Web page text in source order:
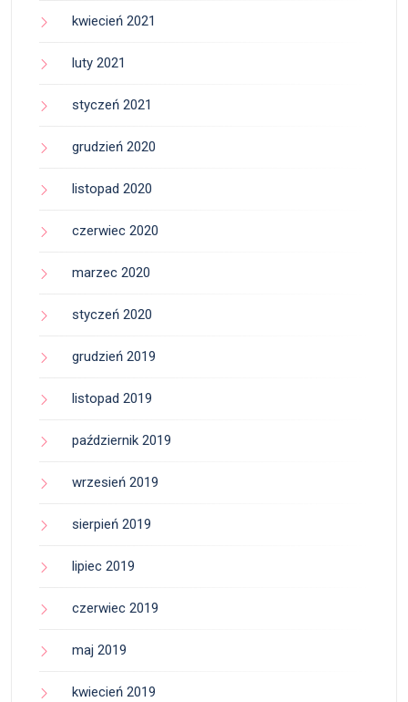
kwiecień 2021
luty 2021
styczeń 2021
grudzień 2020
listopad 2020
czerwiec 2020
marzec 2020
styczeń 2020
grudzień 2019
listopad 2019
październik 2019
wrzesień 2019
sierpień 2019
lipiec 2019
czerwiec 2019
maj 2019
kwiecień 2019